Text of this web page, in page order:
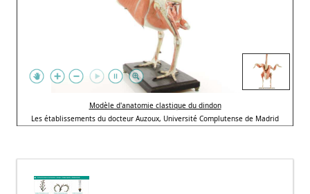
Modèle d'anatomie clastique du dindon
Les établissements du docteur Auzoux, Université Complutense de Madrid